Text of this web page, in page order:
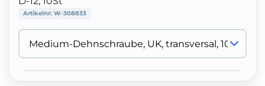
Artikelnr: W-308833